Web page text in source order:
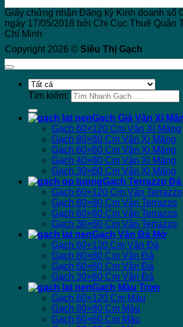
Giấy chứng nhận Đăng ký Kinh doanh số
ngày 17/05/2018 bởi Chi Cục Thuế Quận
Chí Minh
Copyright 2026 © Siêu Thị Gạch
Tìm kiếm:
Gạch Giả Vân Xi
Gạch 60×120 Cm Vân Xi Măng
Gạch 80×80 Cm Vân Xi Măng
Gạch 60×60 Cm Vân Xi Măng
Gạch 40×80 Cm Vân Xi Măng
Gạch 30×60 Cm Vân Xi Măng
Gạch Terrazzo Đá
Gạch 60×120 Cm Vân Terrazzo
Gạch 80×80 Cm Vân Terrazzo
Gạch 60×60 Cm Vân Terrazzo
Gạch 30×60 Cm Vân Terrazzo
Gạch Vân Đá Mờ
Gạch 60×120 Cm Vân Đá
Gạch 80×80 Cm Vân Đá
Gạch 60×60 Cm Vân Đá
Gạch 30×60 Cm Vân Đá
Gạch Màu Trơn
Gạch 60×120 Cm Màu
Gạch 80×80 Cm Màu
Gạch 60×60 Cm Màu